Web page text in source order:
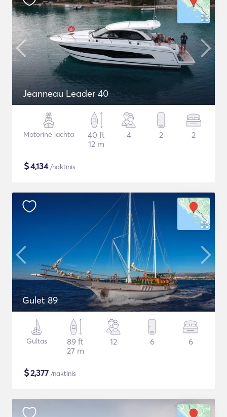
Jeanneau Leader 40
Motorinė jachta
40 ft
12 m
4 2 2
$4,134/naktinis
Gulet 89
Gultas
89 ft
27 m
12 6 6
$2,377 /naktinis